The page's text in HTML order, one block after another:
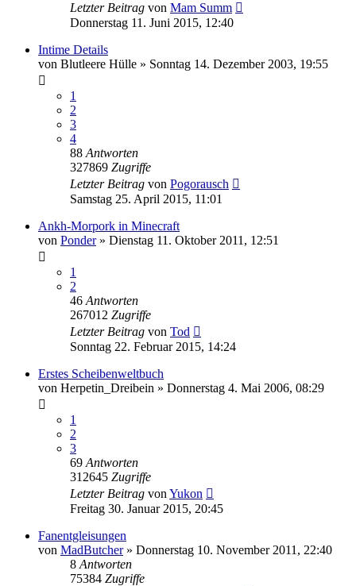
Letzter Beitrag von Mam Summ
Donnerstag 11. Juni 2015, 12:40
Intime Details
von Blutleere Hülle » Sonntag 14. Dezember 2003, 19:55
1
2
3
4
88 Antworten
327869 Zugriffe
Letzter Beitrag von Pogorausch
Samstag 25. April 2015, 11:01
Ankh-Morpork in Minecraft
von Ponder» Dienstag 11. Oktober 2011, 12:51
1
2
46 Antworten
267012 Zugriffe
Letzter Beitrag von Tod
Sonntag 22. Februar 2015, 14:24
Erstes Scheibenweltbuch
von Herpetin_Dreibein » Donnerstag 4. Mai 2006, 08:29
1
2
3
69 Antworten
312645 Zugriffe
Letzter Beitrag von Yukon
Freitag 30. Januar 2015, 20:45
Fanentgleisungen
von MadButcher» Donnerstag 10. November 2011, 22:40
8 Antworten
75384 Zugriffe